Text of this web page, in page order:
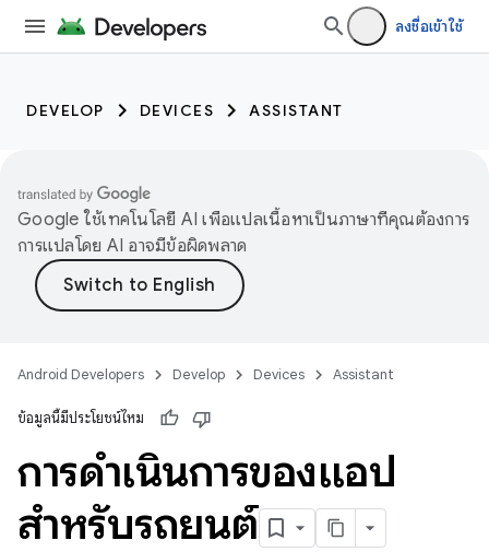
ลงชื่อเข้าใช้
DEVELOP DEVICES ASSISTANT
Google ใช้เทคโนโลยี AI เพื่อแปลเนื้อหาเป็นภาษาที่คุณต้องการ
การแปลโดย AI อาจมีข้อผิดพลาด
Android Developers Develop Devices Assistant
ข้อมูลนี้มีประโยชน์ไหม
การดำเนินการของแอป
สำหรับรถยนต์